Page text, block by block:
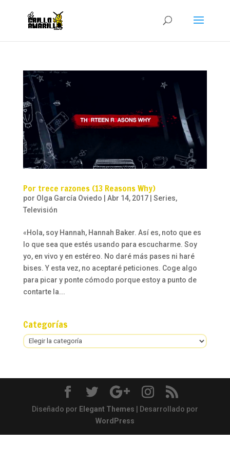
Por trece razones (13 Reasons Why)
por Olga García Oviedo Abr 14, 2017| Series,
Televisión
«Hola, soy Hannah, Hannah Baker. Así es, noto que es
lo que sea que estés usando para escucharme. Soy
yo, en vivo y en estéreo. No daré más pases ni haré
bises. Y esta vez, no aceptaré peticiones. Coge algo
para picar y ponte cómodo porque estoy a punto de
contarte la...
Categorías
Categorías
Diseñado por Elegant Themes | Desarrollado por
WordPress